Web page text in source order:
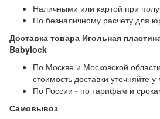
Наличными или картой при
По безналичному расчету для
Доставка товара Игольная
Babylock
По Москве и Московской
стоимость доставки уточняйте
По России - по тарифам и
Самовывоз